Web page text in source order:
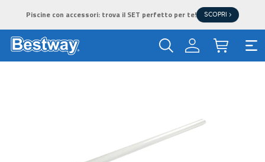
Piscine con accessori: trova il SET perfetto per te! SCOPRI >